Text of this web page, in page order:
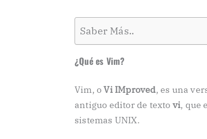
Saber Más..
¿Qué es Vim?
Vim, oVi IMproved, es una
antiguo editor de texto vi, que
sistemas UNIX.